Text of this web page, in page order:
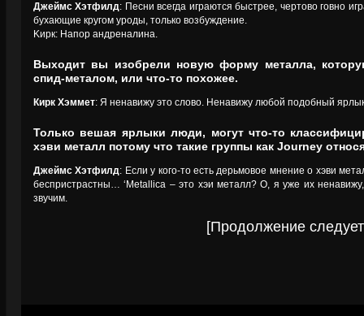
Джеймс Хэтфилд: Песни всегда играются быстрее, чертово говно
бухающие кругом уроды, только возбуждение.
Kирк: Напор андреналина.
Выходит вы изобрели новую форму металла,
спид-металом, или что-то похожее.
Кирк Хэммет: Я ненавижу это слово. Ненавижу любой подобный
Только вешая ярлыки люди, могут что-то
хэви металл потому что такие группы как Journey
Джеймс Хэтфилд: Если у кого-то есть дерьмовое мнение о хэви
беспристрастны… ‘Metallica – это хэи металл? O, я уже их
звучим.
[Продолжение